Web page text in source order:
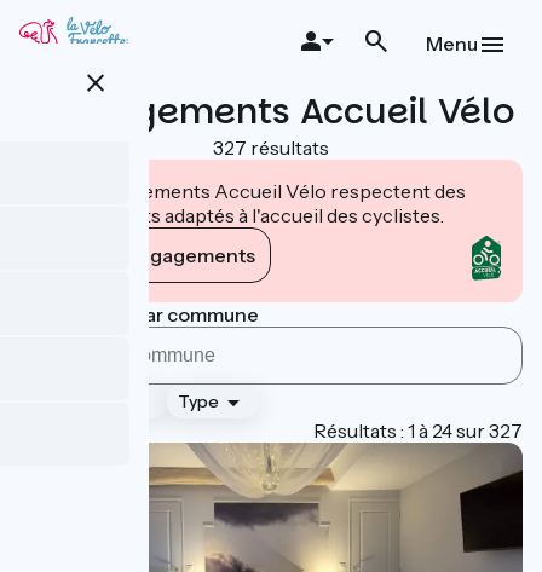
au
close
Menu
Hébergements Accueil Vélo
327 résultats
Les établissements Accueil Vélo respectent des
engagements adaptés à l'accueil des cyclistes.
Voir les engagements
Rechercher par commune
Type
Résultats : 1 à 24 sur 327